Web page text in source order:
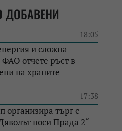
ДОБАВЕНИ
18:05
и сложна
отчете ръст в
на храните
17:38
организира търг с
носи Прада 2“